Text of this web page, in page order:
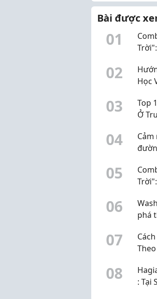
nghiệp THPT ...
Bài được
01
Thủ
02
Học
Đêm
03
Top
Ở
04
05
Thủ
06
phá
nổi
07
08
: Tại